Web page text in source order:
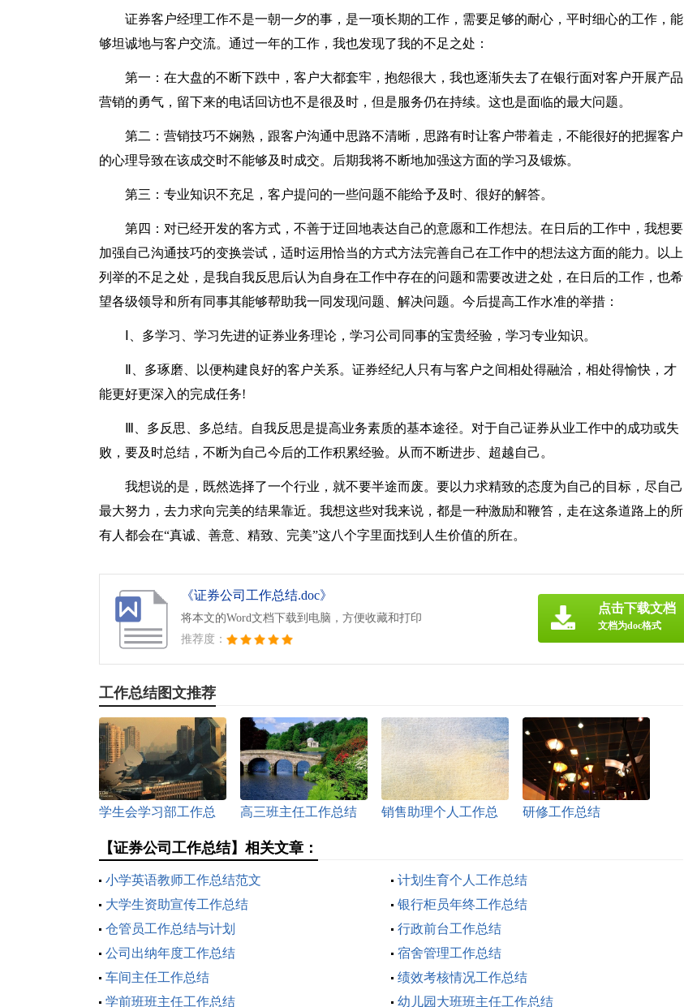
证券客户经理工作不是一朝一夕的事，是一项长期的工作，需要足够的耐心，平时细心的工作，能
够坦诚地与客户交流。通过一年的工作，我也发现了我的不足之处：
第一：在大盘的不断下跌中，客户大都套牢，抱怨很大，我也逐渐失去了在银行面对客户开展产品
营销的勇气，留下来的电话回访也不是很及时，但是服务仍在持续。这也是面临的最大问题。
第二：营销技巧不娴熟，跟客户沟通中思路不清晰，思路有时让客户带着走，不能很好的把握客户
的心理导致在该成交时不能够及时成交。后期我将不断地加强这方面的学习及锻炼。
第三：专业知识不充足，客户提问的一些问题不能给予及时、很好的解答。
第四：对已经开发的客方式，不善于迂回地表达自己的意愿和工作想法。在日后的工作中，我想要
加强自己沟通技巧的变换尝试，适时运用恰当的方式方法完善自己在工作中的想法这方面的能力。以上
列举的不足之处，是我自我反思后认为自身在工作中存在的问题和需要改进之处，在日后的工作，也希
望各级领导和所有同事其能够帮助我一同发现问题、解决问题。今后提高工作水准的举措：
Ⅰ、多学习、学习先进的证券业务理论，学习公司同事的宝贵经验，学习专业知识。
Ⅱ、多琢磨、以便构建良好的客户关系。证券经纪人只有与客户之间相处得融洽，相处得愉快，才
能更好更深入的完成任务!
Ⅲ、多反思、多总结。自我反思是提高业务素质的基本途径。对于自己证券从业工作中的成功或失
败，要及时总结，不断为自己今后的工作积累经验。从而不断进步、超越自己。
我想说的是，既然选择了一个行业，就不要半途而废。要以力求精致的态度为自己的目标，尽自己
最大努力，去力求向完美的结果靠近。我想这些对我来说，都是一种激励和鞭笞，走在这条道路上的所
有人都会在“真诚、善意、精致、完美”这八个字里面找到人生价值的所在。
《证券公司工作总结.doc》
将本文的Word文档下载到电脑，方便收藏和打印
推荐度：
点击下载文档
文档为doc格式
工作总结图文推荐
学生会学习部工作总
高三班主任工作总结
销售助理个人工作总
研修工作总结
【证券公司工作总结】相关文章：
小学英语教师工作总结范文
计划生育个人工作总结
大学生资助宣传工作总结
银行柜员年终工作总结
仓管员工作总结与计划
行政前台工作总结
公司出纳年度工作总结
宿舍管理工作总结
车间主任工作总结
绩效考核情况工作总结
学前班班主任工作总结
幼儿园大班班主任工作总结